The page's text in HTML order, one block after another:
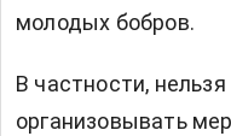
молодых бобров.
В частности,
организовывать